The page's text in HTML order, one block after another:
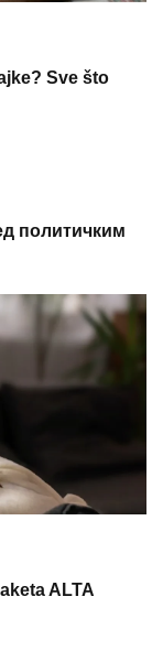
Sve što
политичким
ALTA